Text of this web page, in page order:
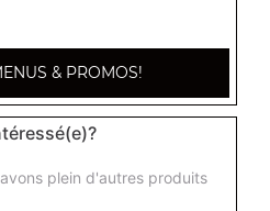
& PROMOS!
plein d'autres produits